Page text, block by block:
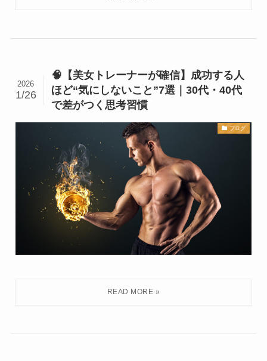
🧠【美女トレーナーが確信】成功する人
ほど“気にしないこと”7選｜30代・40代
で差がつく思考習慣
2026
1/26
ブログ